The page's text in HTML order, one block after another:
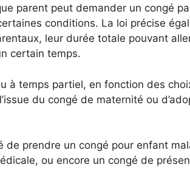
parent peut demander un congé
conditions. La loi précise
leur durée totale pouvant
certain temps.
à temps partiel, en fonction des
du congé de maternité ou
de prendre un congé pour enfant
ou encore un congé de